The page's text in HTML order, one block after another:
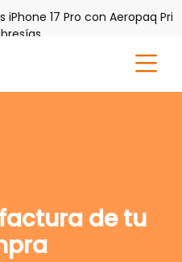
17 Pro con Aeropaq Prime
de tu